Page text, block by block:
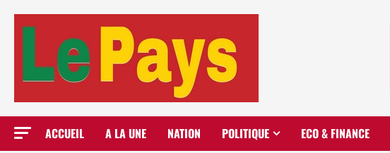
ACCUEIL A LA UNE NATION POLITIQUE ECO & FINANCE